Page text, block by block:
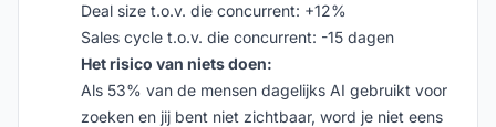
Deal size t.o.v. die concurrent: +12%
Sales cycle t.o.v. die concurrent: -15 dagen
Het risico van niets doen:
Als 53% van de mensen dagelijks AI gebruikt voor
zoeken en jij bent niet zichtbaar, word je niet eens